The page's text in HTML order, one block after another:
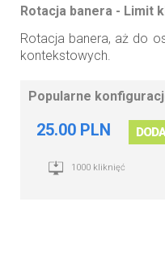
Rotacja banera - Limit
Rotacja banera, aż do
kontekstowych.
Popularne
25.00 PLN
1000 kliknięć